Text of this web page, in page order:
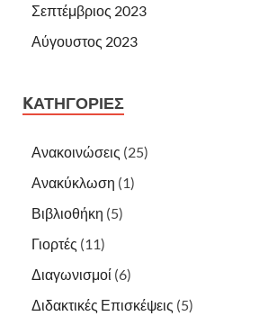
Σεπτέμβριος 2023
Αύγουστος 2023
KΑΤΗΓΟΡΊΕΣ
Ανακοινώσεις (25)
Ανακύκλωση (1)
Βιβλιοθήκη (5)
Γιορτές (11)
Διαγωνισμοί (6)
Διδακτικές Επισκέψεις (5)